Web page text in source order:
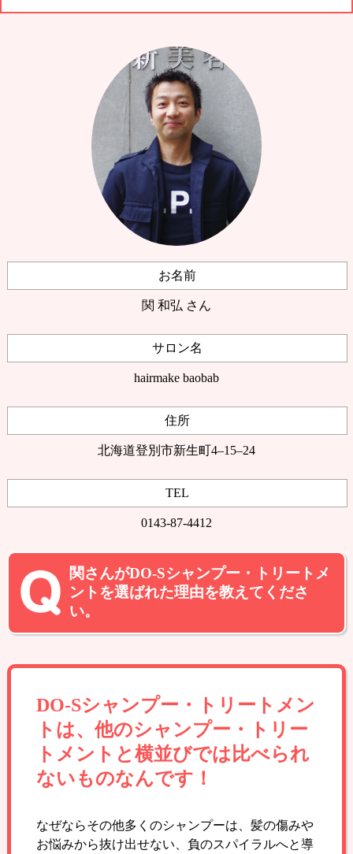
お名前
関 和弘 さん
サロン名
hairmake baobab
住所
北海道登別市新生町4–15–24
TEL
0143-87-4412
関さんがDO-Sシャンプー・トリートメ
ントを選ばれた理由を教えてくださ
い。
DO-Sシャンプー・トリートメン
トは、他のシャンプー・トリー
トメントと横並びでは比べられ
ないものなんです！
なぜならその他多くのシャンプーは、髪の傷みや
お悩みから抜け出せない、負のスパイラルへと導